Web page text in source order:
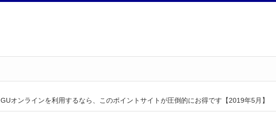
GUオンラインを利用するなら、このポイントサイトが圧倒的にお得です【2019年5月】